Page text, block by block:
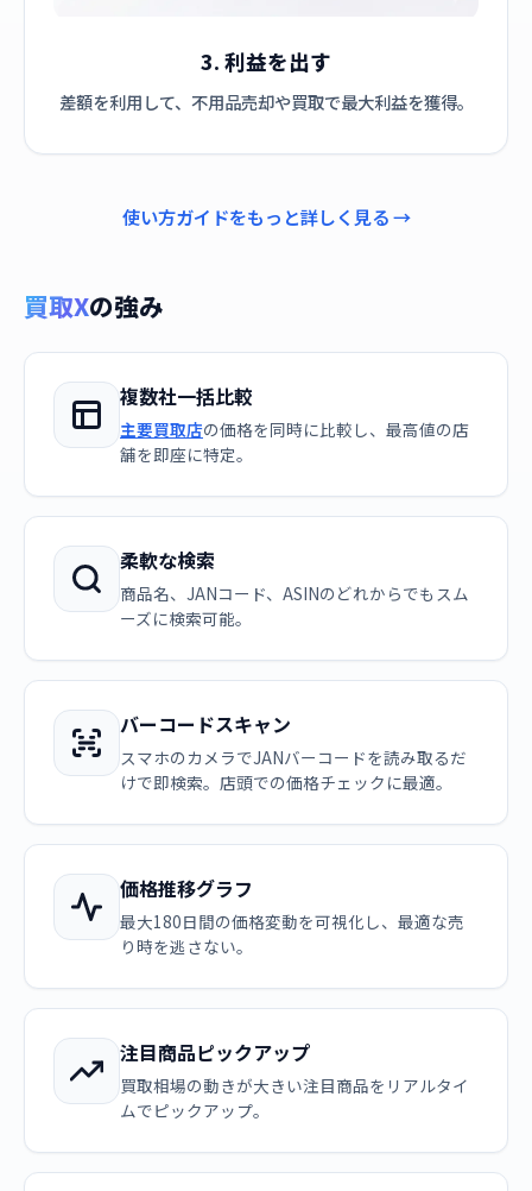
3. 利益を出す
差額を利用して、不用品売却や買取で最大利益を獲得。
使い方ガイドをもっと詳しく見る →
買取Xの強み
複数社一括比較
主要買取店の価格を同時に比較し、最高値の店
舗を即座に特定。
柔軟な検索
商品名、JANコード、ASINのどれからでもスム
ーズに検索可能。
バーコードスキャン
スマホのカメラでJANバーコードを読み取るだ
けで即検索。店頭での価格チェックに最適。
価格推移グラフ
最大180日間の価格変動を可視化し、最適な売
り時を逃さない。
注目商品ピックアップ
買取相場の動きが大きい注目商品をリアルタイ
ムでピックアップ。